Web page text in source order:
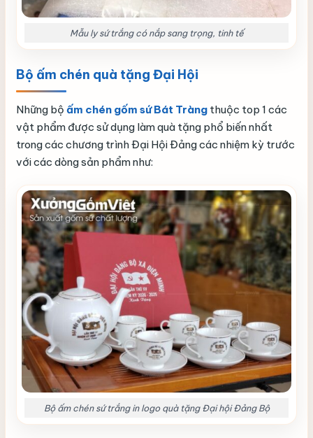
Mẫu ly sứ trắng có nắp sang trọng, tinh tế
Bộ ấm chén quà tặng Đại Hội
Những bộ ấm chén gốm sứ Bát Tràng thuộc top 1 các
vật phẩm được sử dụng làm quà tặng phổ biến nhất
trong các chương trình Đại Hội Đảng các nhiệm kỳ trước
với các dòng sản phẩm như:
Bộ ấm chén sứ trắng in logo quà tặng Đại hội Đảng Bộ